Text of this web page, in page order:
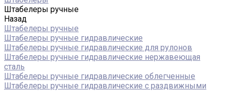
Штабелеры ручные
Назад
Штабелеры ручные
Штабелеры ручные гидравлические
Штабелеры ручные гидравлические для рулонов
Штабелеры ручные гидравлические нержавеющая
сталь
Штабелеры ручные гидравлические облегченные
Штабелеры ручные гидравлические с раздвижными